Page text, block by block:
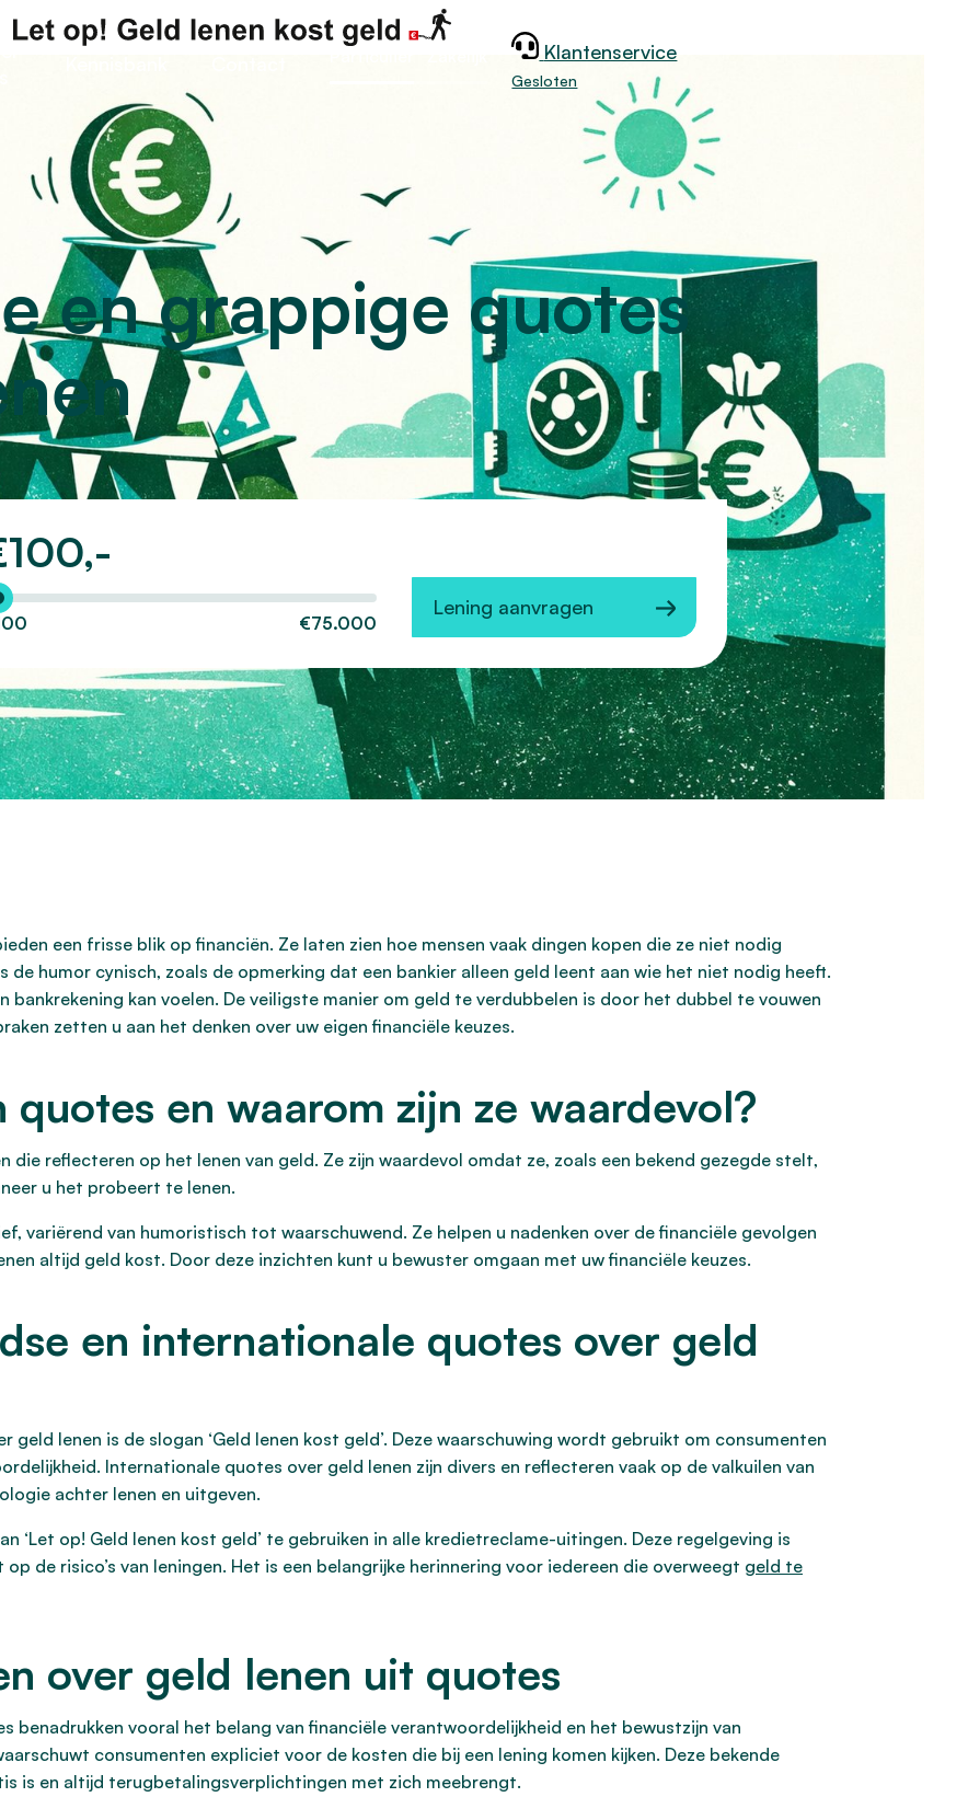
Klantenservice
Gesloten
en grappige quotes
100,-
wilt u lenen?
€75.000
Lening aanvragen
een frisse blik op financiën. Ze laten zien hoe mensen vaak dingen kopen die ze niet nodig
humor cynisch, zoals de opmerking dat een bankier alleen geld leent aan wie het niet nodig heeft.
bankrekening kan voelen. De veiligste manier om geld te verdubbelen is door het dubbel te vouwen
zetten u aan het denken over uw eigen financiële keuzes.
en waarom zijn ze waardevol?
die reflecteren op het lenen van geld. Ze zijn waardevol omdat ze, zoals een bekend gezegde stelt,
u het probeert te lenen.
variërend van humoristisch tot waarschuwend. Ze helpen u nadenken over de financiële gevolgen
altijd geld kost. Door deze inzichten kunt u bewuster omgaan met uw financiële keuzes.
en internationale quotes over geld
geld lenen is de slogan ‘Geld lenen kost geld’. Deze waarschuwing wordt gebruikt om consumenten
Internationale quotes over geld lenen zijn divers en reflecteren vaak op de valkuilen van
achter lenen en uitgeven.
‘Let op! Geld lenen kost geld’ te gebruiken in alle kredietreclame-uitingen. Deze regelgeving is
de risico’s van leningen. Het is een belangrijke herinnering voor iedereen die overweegt geld te
over geld lenen uit quotes
benadrukken vooral het belang van financiële verantwoordelijkheid en het bewustzijn van
consumenten expliciet voor de kosten die bij een lening komen kijken. Deze bekende
is en altijd terugbetalingsverplichtingen met zich meebrengt.